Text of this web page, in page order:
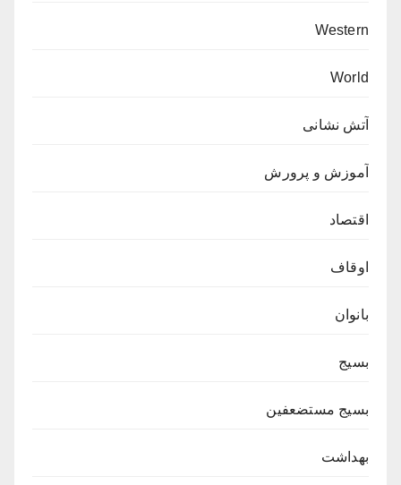
Western
World
آتش نشانی
آموزش و پرورش
اقتصاد
اوقاف
بانوان
بسیج
بسیج مستضعفین
بهداشت